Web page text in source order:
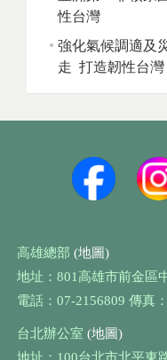
性台灣
強化氣候調適及
走 打造韌性台灣
高雄總部 (地圖)
地址：801高雄市前金區
電話：07-2156809 傳真
台北辦公室 (地圖)